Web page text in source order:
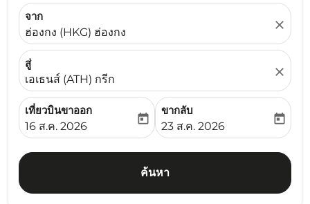
จาก
ฮ่องกง (HKG) ฮ่องกง
close
สู่
เอเธนส์ (ATH) กรีก
close
เที่ยวบินขาออก
fc-booking-departure-date-aria-label
16 ส.ค. 2026
today
ขากลับ
fc-booking-return-date-
23 ส.ค. 2026
today
ค้นหา